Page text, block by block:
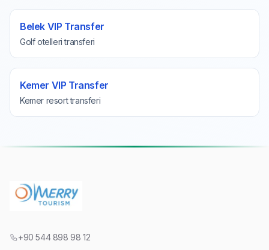
Belek VIP Transfer
Golf otelleri transferi
Kemer VIP Transfer
Kemer resort transferi
+90 544 898 98 12